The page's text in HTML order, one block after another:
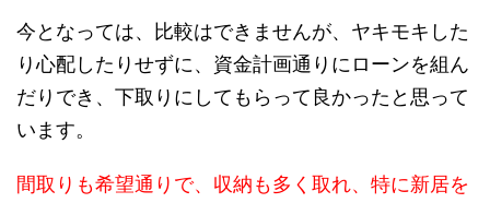
今となっては、比較はできませんが、ヤキモキした
り心配したりせずに、資金計画通りにローンを組ん
だりでき、下取りにしてもらって良かったと思って
います。
間取りも希望通りで、収納も多く取れ、特に新居を